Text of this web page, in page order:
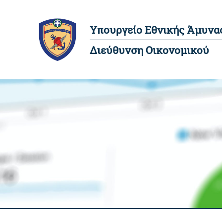
Υπουργείο Εθνικής
Διεύθυνση Οικονομικού